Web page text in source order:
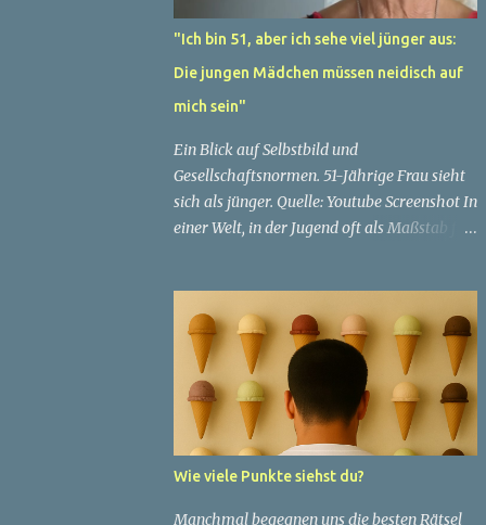
"Ich bin 51, aber ich sehe viel jünger aus:
Die jungen Mädchen müssen neidisch auf
mich sein"
Ein Blick auf Selbstbild und
Gesellschaftsnormen. 51-Jährige Frau sieht
sich als jünger. Quelle: Youtube Screenshot In
einer Welt, in der Jugend oft als Maßstab für
bewahren. Aber was passiert, wenn jemand
sein eigenes Alter anders wahrnimmt als die
Gesellschaft es tut? Treten dann Selbstbild
und Realität in Konflikt? Ein faszinierendes
Beispiel für diese Diskrepanz ist die
Geschichte einer 51-jährigen Frau, deren
Überzeugung von ihrem Aussehen sie dazu
bringt, sich jünger zu fühlen, als die
Wie viele Punkte siehst du?
Manchmal begegnen uns die besten Rätsel